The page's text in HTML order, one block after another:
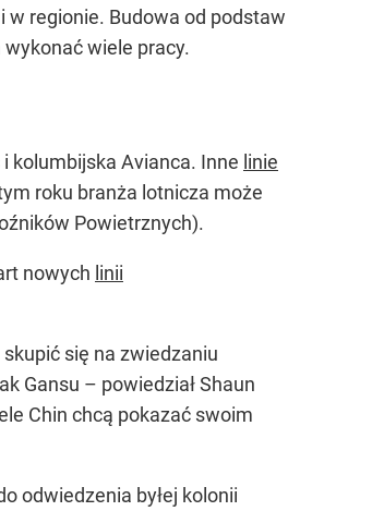
w regionie. Budowa od podstaw
wiele pracy.
kolumbijska Avianca. Inne linie
roku branża lotnicza może
Powietrznych).
nowych linii
się na zwiedzaniu
Gansu – powiedział Shaun
Chin chcą pokazać swoim
odwiedzenia byłej kolonii